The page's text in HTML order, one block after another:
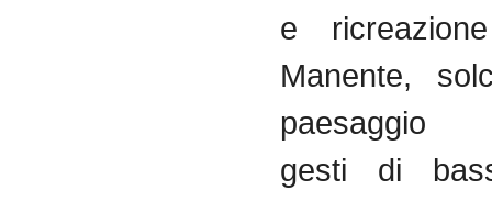
e
Manente,
paesaggio
gesti di